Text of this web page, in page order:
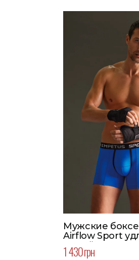
Мужские
Airflow Sport
синий
1 430 грн